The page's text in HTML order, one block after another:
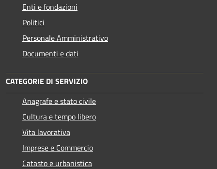
Enti e fondazioni
Politici
Personale Amministrativo
Documenti e dati
CATEGORIE DI SERVIZIO
Anagrafe e stato civile
Cultura e tempo libero
Vita lavorativa
Imprese e Commercio
Catasto e urbanistica